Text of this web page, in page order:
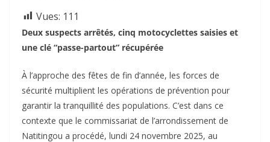
Vues: 111
Deux suspects arrêtés, cinq motocyclettes saisies et
une clé “passe-partout” récupérée
À l’approche des fêtes de fin d’année, les forces de
sécurité multiplient les opérations de prévention pour
garantir la tranquillité des populations. C’est dans ce
contexte que le commissariat de l’arrondissement de
Natitingou a procédé, lundi 24 novembre 2025, au